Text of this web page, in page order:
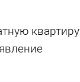
квартиру